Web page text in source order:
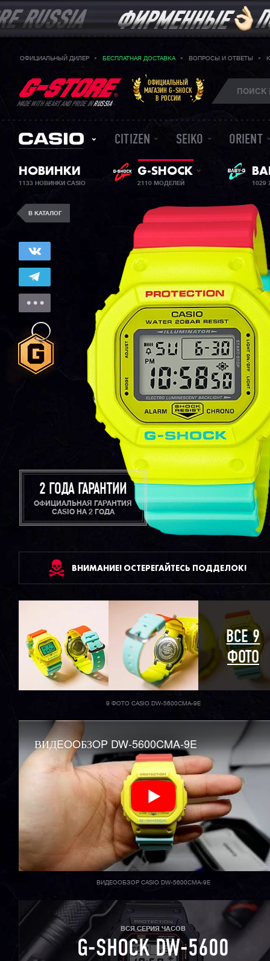
ОФИЦИАЛЬНЫЙ ДИЛЕР БЕСПЛАТНАЯ ДОСТАВКА ВОПРОСЫ И ОТВЕТЫ
MADE WITH HEART AND PRIDE INRUSSIA
ОФИЦИАЛЬНЫЙ
МАГАЗИН G-SHOCK
В РОССИИ
CITIZEN SEIKO ORIENT
НОВИНКИ
1133 НОВИНКИ CASIO
G-SHOCK
2110 МОДЕЛЕЙ 1029
В КАТАЛОГ
2 ГОДА ГАРАНТИИ
ОФИЦИАЛЬНАЯ ГАРАНТИЯ
CASIO НА 2 ГОДА
ВНИМАНИЕ! ОСТЕРЕГАЙТЕСЬ ПОДДЕЛОК!
ВСЕ 9
ФОТО
9 ФОТО CASIO DW-5600CMA-9E
ВИДEOOБЗOP DW-5600CMA-9E
ВИДЕООБЗОР CASIO DW-5600CMA-9E
ВСЯ СЕРИЯ ЧАСОВ
G-SHOCK DW-5600